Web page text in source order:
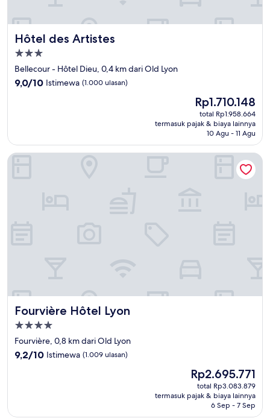
Hôtel des Artistes
Hôtel des Artistes
Properti
bintang
3.0
Bellecour - Hôtel Dieu, 0,4 km dari Old Lyon
9.0
9,0/10 Istimewa (1.000 ulasan)
Harga
sekarang
Rp1.710.148
Rp1.710.148
total Rp1.958.664
termasuk pajak & biaya lainnya
10 Agu - 11 Agu
Fourvière Hôtel Lyon
Fourvière Hôtel Lyon
Properti
bintang
4.0
Fourvière, 0,8 km dari Old Lyon
9.2
9,2/10 Istimewa (1.009 ulasan)
Harga
sekarang
Rp2.695.771
Rp2.695.771
total Rp3.083.879
termasuk pajak & biaya lainnya
6 Sep - 7 Sep
Fourvière Hôtel Lyon